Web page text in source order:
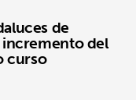
de
del
curso